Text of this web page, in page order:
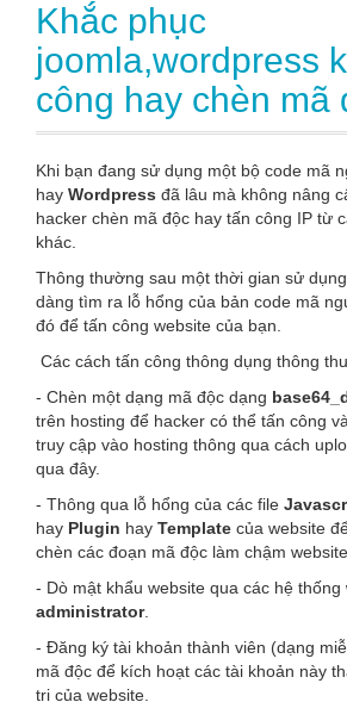
Khắc phục
joomla,wordpress
công hay chèn mã
Khi bạn đang sử dụng một bộ code mã
hay Wordpress đã lâu mà không nâng
hacker chèn mã độc hay tấn công IP từ
khác.
Thông thường sau một thời gian sử
dàng tìm ra lỗ hổng của bản code mã
đó để tấn công website của bạn.
Các cách tấn công thông dụng thông
- Chèn một dạng mã độc dạng
trên hosting để hacker có thể tấn công
truy cập vào hosting thông qua cách
qua đây.
- Thông qua lỗ hổng của các file
hay Plugin hay Template của website
chèn các đoạn mã độc làm chậm website.
- Dò mật khẩu website qua các hệ thống
administrator.
- Đăng ký tài khoản thành viên (dạng
mã độc để kích hoạt các tài khoản này
trị của website.